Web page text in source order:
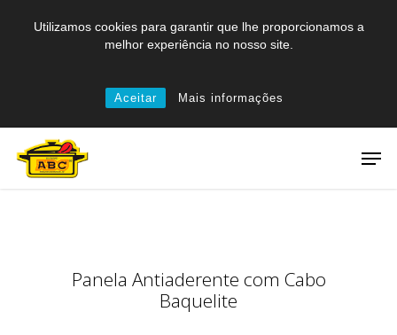
Utilizamos cookies para garantir que lhe proporcionamos a
melhor experiência no nosso site.
Aceitar Mais informações
Panela Antiaderente com Cabo
Baquelite